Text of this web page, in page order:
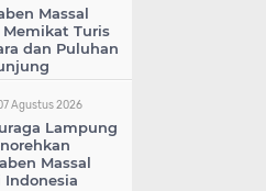
Massal
Turis
dan Puluhan
Agustus 2026
Lampung
Massal
Indonesia